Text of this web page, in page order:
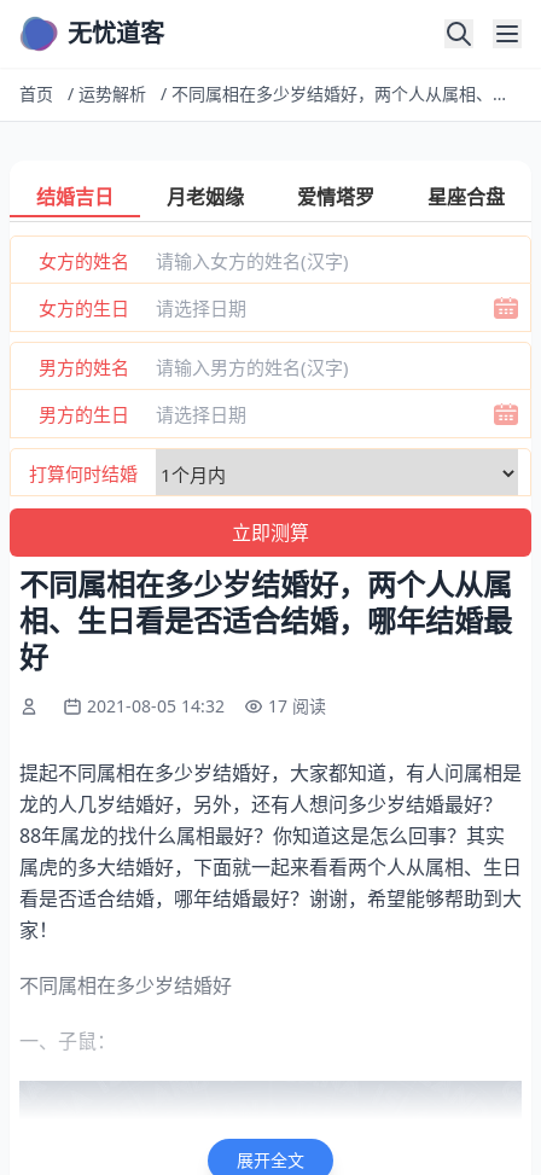
无忧道客
首页 / 运势解析 / 不同属相在多少岁结婚好，两个人从属相、生日看是否适合结婚，哪年结婚最好
结婚吉日 月老姻缘 爱情塔罗 星座合盘
女方的姓名
女方的生日
男方的姓名
男方的生日
打算何时结婚
不同属相在多少岁结婚好，两个人从属
相、生日看是否适合结婚，哪年结婚最
好
2021-08-05 14:32 17 阅读
提起不同属相在多少岁结婚好，大家都知道，有人问属相是
龙的人几岁结婚好，另外，还有人想问多少岁结婚最好？
88年属龙的找什么属相最好？你知道这是怎么回事？其实
属虎的多大结婚好，下面就一起来看看两个人从属相、生日
看是否适合结婚，哪年结婚最好？谢谢，希望能够帮助到大
家！
不同属相在多少岁结婚好
一、子鼠：
展开全文